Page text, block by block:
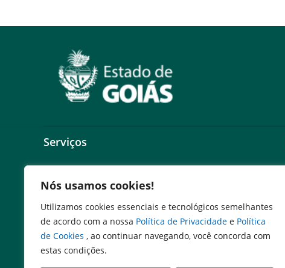
Nós usamos cookies!
Utilizamos cookies essenciais e tecnológicos semelhantes
de acordo com a nossa Política de Privacidade e Política
de Cookies , ao continuar navegando, você concorda com
estas condições.
Serviços
Expresso Aplicações
SEI Governadoria
Cadastro de Autoridades
Escola de Governo
Agenda de Autoridades